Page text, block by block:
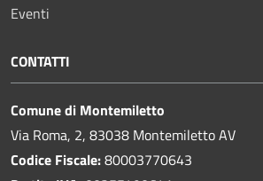
Eventi
CONTATTI
Comune di Montemiletto
Via Roma, 2, 83038 Montemiletto AV
Codice Fiscale:80003770643